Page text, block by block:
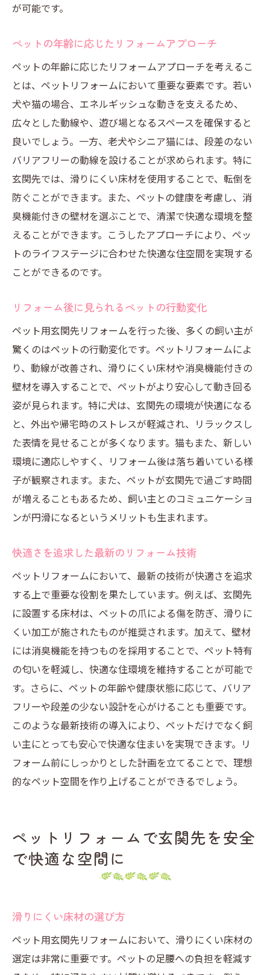
が可能です。
ペットの年齢に応じたリフォームアプローチ
ペットの年齢に応じたリフォームアプローチを考えるこ
とは、ペットリフォームにおいて重要な要素です。若い
犬や猫の場合、エネルギッシュな動きを支えるため、
広々とした動線や、遊び場となるスペースを確保すると
良いでしょう。一方、老犬やシニア猫には、段差のない
バリアフリーの動線を設けることが求められます。特に
玄関先では、滑りにくい床材を使用することで、転倒を
防ぐことができます。また、ペットの健康を考慮し、消
臭機能付きの壁材を選ぶことで、清潔で快適な環境を整
えることができます。こうしたアプローチにより、ペッ
トのライフステージに合わせた快適な住空間を実現する
ことができるのです。
リフォーム後に見られるペットの行動変化
ペット用玄関先リフォームを行った後、多くの飼い主が
驚くのはペットの行動変化です。ペットリフォームによ
り、動線が改善され、滑りにくい床材や消臭機能付きの
壁材を導入することで、ペットがより安心して動き回る
姿が見られます。特に犬は、玄関先の環境が快適になる
と、外出や帰宅時のストレスが軽減され、リラックスし
た表情を見せることが多くなります。猫もまた、新しい
環境に適応しやすく、リフォーム後は落ち着いている様
子が観察されます。また、ペットが玄関先で過ごす時間
が増えることもあるため、飼い主とのコミュニケーショ
ンが円滑になるというメリットも生まれます。
快適さを追求した最新のリフォーム技術
ペットリフォームにおいて、最新の技術が快適さを追求
する上で重要な役割を果たしています。例えば、玄関先
に設置する床材は、ペットの爪による傷を防ぎ、滑りに
くい加工が施されたものが推奨されます。加えて、壁材
には消臭機能を持つものを採用することで、ペット特有
の匂いを軽減し、快適な住環境を維持することが可能で
す。さらに、ペットの年齢や健康状態に応じて、バリア
フリーや段差の少ない設計を心がけることも重要です。
このような最新技術の導入により、ペットだけでなく飼
い主にとっても安心で快適な住まいを実現できます。リ
フォーム前にしっかりとした計画を立てることで、理想
的なペット空間を作り上げることができるでしょう。
ペットリフォームで玄関先を安全
で快適な空間に
滑りにくい床材の選び方
ペット用玄関先リフォームにおいて、滑りにくい床材の
選定は非常に重要です。ペットの足腰への負担を軽減す